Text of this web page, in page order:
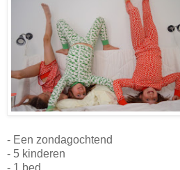
- Een zondagochtend
- 5 kinderen
- 1 bed